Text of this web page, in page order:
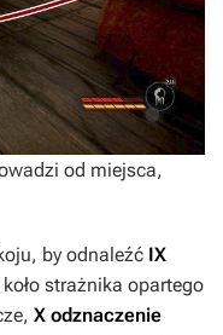
od miejsca,
by odnaleźć IX
strażnika opartego
X odznaczenie